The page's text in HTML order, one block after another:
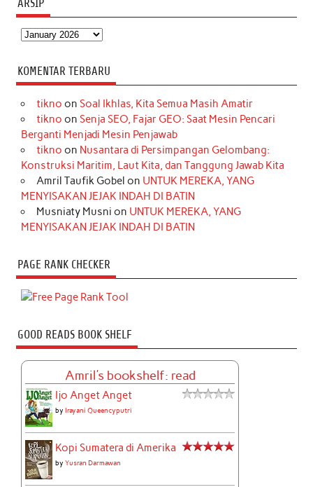
ARSIP
Arsip
KOMENTAR TERBARU
tikno on Soal Ikhlas, Kita Semua Masih Amatir
tikno on Senja SEO, Fajar GEO: Saat Mesin Pencari
Berganti Menjadi Mesin Penjawab
tikno on Nusantara di Persimpangan Gelombang:
Konstruksi Maritim, Laut Kita, dan Tanggung Jawab Kita
Amril Taufik Gobel on UNTUK MEREKA, YANG
MENYISAKAN JEJAK INDAH DI BATIN
Musniaty Musni on UNTUK MEREKA, YANG
MENYISAKAN JEJAK INDAH DI BATIN
PAGE RANK CHECKER
GOOD READS BOOK SHELF
Amril's bookshelf: read
Ijo Anget Anget
byIrayani Queencyputri
Kopi Sumatera di Amerika
byYusran Darmawan